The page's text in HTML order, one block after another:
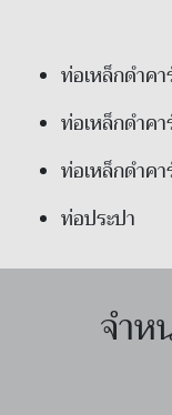
ท่อเหล็กดำค
ท่อเหล็กดำค
ท่อเหล็กดำค
ท่อประปา
จำห